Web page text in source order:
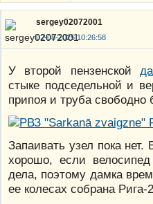
sergey02072001
02-08-2025 10:26:58
У второй пензенской
стыке подседельной и
припоя и труба свободно
Запаивать узел пока
хорошо, если
дела, поэтому дамка
ее колесах собрана Рига-